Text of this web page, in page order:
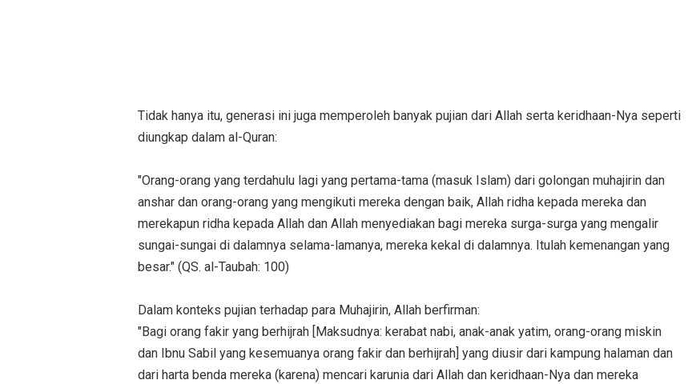
Tidak hanya itu, generasi ini juga memperoleh banyak pujian dari Allah serta keridhaan-Nya seperti
diungkap dalam al-Quran:
"Orang-orang yang terdahulu lagi yang pertama-tama (masuk Islam) dari golongan muhajirin dan
anshar dan orang-orang yang mengikuti mereka dengan baik, Allah ridha kepada mereka dan
merekapun ridha kepada Allah dan Allah menyediakan bagi mereka surga-surga yang mengalir
sungai-sungai di dalamnya selama-lamanya, mereka kekal di dalamnya. Itulah kemenangan yang
besar." (QS. al-Taubah: 100)
Dalam konteks pujian terhadap para Muhajirin, Allah berfirman:
"Bagi orang fakir yang berhijrah [Maksudnya: kerabat nabi, anak-anak yatim, orang-orang miskin
dan Ibnu Sabil yang kesemuanya orang fakir dan berhijrah] yang diusir dari kampung halaman dan
dari harta benda mereka (karena) mencari karunia dari Allah dan keridhaan-Nya dan mereka